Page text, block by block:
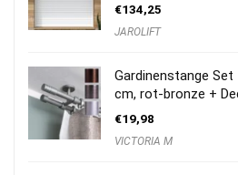
€134,25
JAROLIFT
Gardinenstange
cm, rot-bronze +
€19,98
VICTORIA M